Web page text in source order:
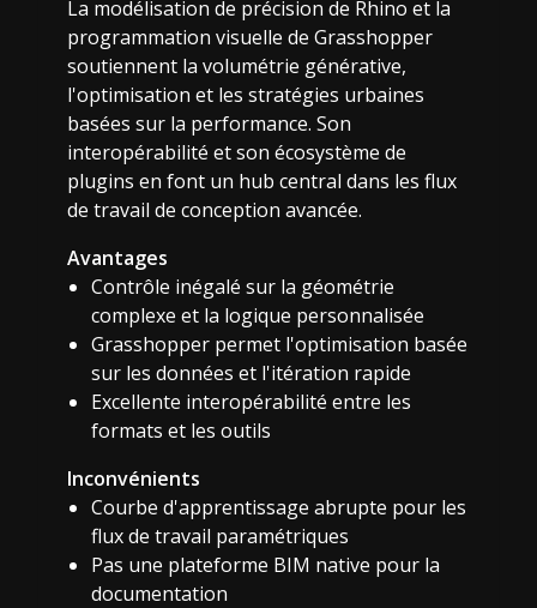
La modélisation de précision de Rhino et la
programmation visuelle de Grasshopper
soutiennent la volumétrie générative,
l'optimisation et les stratégies urbaines
basées sur la performance. Son
interopérabilité et son écosystème de
plugins en font un hub central dans les flux
de travail de conception avancée.
Avantages
Contrôle inégalé sur la géométrie
complexe et la logique personnalisée
Grasshopper permet l'optimisation basée
sur les données et l'itération rapide
Excellente interopérabilité entre les
formats et les outils
Inconvénients
Courbe d'apprentissage abrupte pour les
flux de travail paramétriques
Pas une plateforme BIM native pour la
documentation